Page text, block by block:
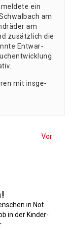
mel­de­te ein
am
am
zusätz­lich die
Ent­war­
mit ins­ge­
Vor
in Not
in der Kinder-